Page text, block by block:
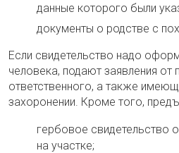
данные которого были
документы о родстве с
Если свидетельство надо
человека, подают заявления от
ответственного, а также
захоронении. Кроме того,
гербовое свидетельство
на участке;